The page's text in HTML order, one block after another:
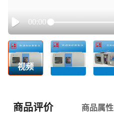
Play
00:00
视频
商品评价 商品属性